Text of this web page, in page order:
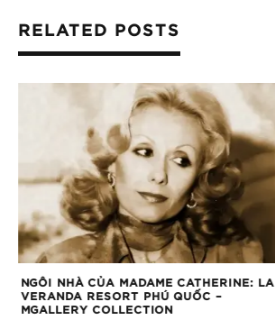
RELATED POSTS
NGÔI NHÀ CỦA MADAME CATHERINE: LA
VERANDA RESORT PHÚ QUỐC –
MGALLERY COLLECTION